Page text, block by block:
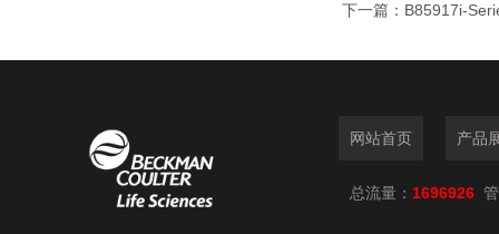
下一篇： B85917i-
网站首页 产品
总流量： 1696926